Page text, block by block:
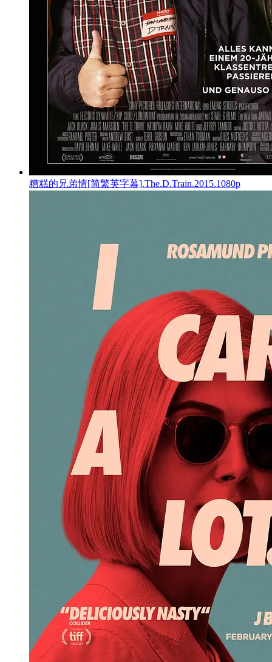
糟糕的兄弟情[简繁英字幕].The.D.Train.2015.1080p